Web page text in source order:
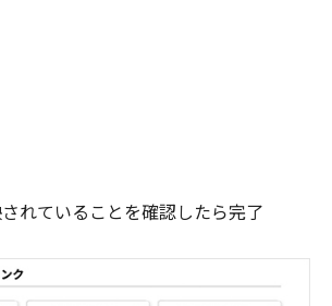
れていることを確認したら完了